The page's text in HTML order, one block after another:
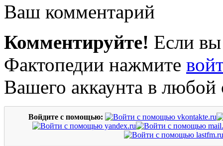
Ваш комментарий
Комментируйте! Если вы
Фактопедии нажмите
Вашего аккаунта в любой
Войдите с помощью: